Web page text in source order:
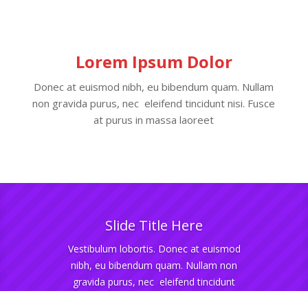
Lorem Ipsum Dolor
Donec at euismod nibh, eu bibendum quam. Nullam
non gravida purus, nec eleifend tincidunt nisi. Fusce
at purus in massa laoreet
Slide Title Here
Vestibulum lobortis. Donec at euismod
nibh, eu bibendum quam. Nullam non
gravida purus, nec eleifend tincidunt